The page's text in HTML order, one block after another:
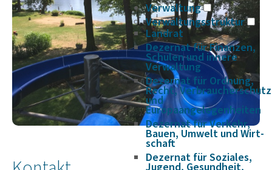
Verwaltung
Verwaltungsstruktur
Landrat
Dezernat für Finanzen,
Schulen und innere
Verwaltung
Dezernat für Ordnung,
Recht, Verbraucherschutz
und
Europaangelegenheiten
Dezernat für Verkehr,
Bauen, Umwelt und Wirt­
schaft
Dezernat für Soziales,